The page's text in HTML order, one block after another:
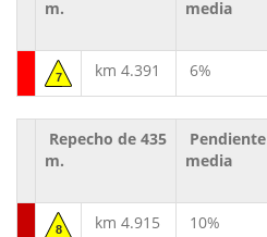
m. media
7 km 4.391 6%
Repecho de 435
m.
Pendiente
media
8 km 4.915 10%